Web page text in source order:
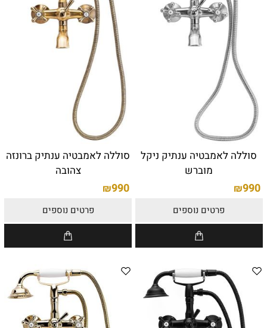
סוללה לאמבטיה ענתיק ניקל
מוברש
₪990
פרטים נוספים
סוללה לאמבטיה ענתיק ברונזה
צהובה
₪990
פרטים נוספים